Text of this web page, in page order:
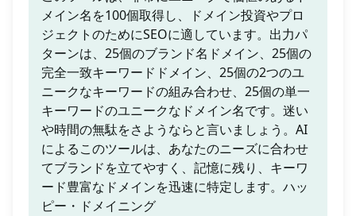
メイン名を100個取得し、ドメイン投資やプロ
ジェクトのためにSEOに適しています。出力パ
ターンは、25個のブランド名ドメイン、25個の
完全一致キーワードドメイン、25個の2つのユ
ニークなキーワードの組み合わせ、25個の単一
キーワードのユニークなドメイン名です。迷い
や時間の無駄をさようならと言いましょう。AI
によるこのツールは、あなたのニーズに合わせ
てブランドを立てやすく、記憶に残り、キーワ
ード豊富なドメインを迅速に特定します。ハッ
ピー・ドメイニング